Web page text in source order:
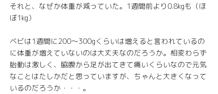
それと、なぜか体重が減っていた。1週間前より0.8kgも（ほ
ぼ1kg）
ベビは1週間に200〜300gくらいは増えると言われているの
に体重が増えていないのは大丈夫なのだろうか。相変わらず
胎動は激しく、脇腹から足が出てきて痛いくらいなので元気
なことはたしかだと思っていますが、ちゃんと大きくなって
いるのだろうか・・・。